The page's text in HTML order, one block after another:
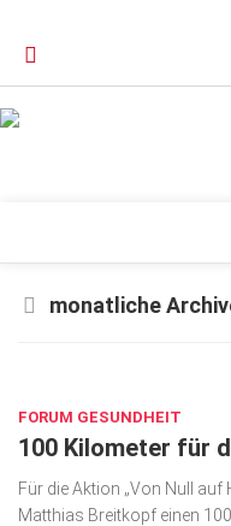
Orthopädie
Schönheit &
Special
monatliche
FORUM GESUNDHEIT
100 Kilometer für
Für die Aktion „Von Null
Matthias Breitkopf einen